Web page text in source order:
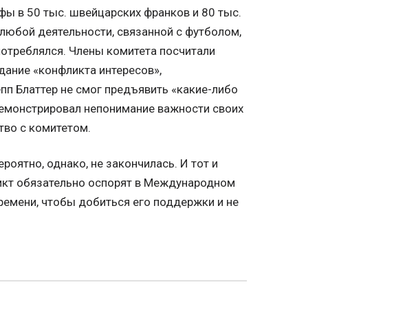
в 50 тыс. швейцарских франков и 80 тыс.
деятельности, связанной с футболом,
Члены комитета посчитали
«конфликта интересов»,
Блаттер не смог предъявить «какие-либо
непонимание важности своих
с комитетом.
однако, не закончилась. И тот и
обязательно оспорят в Международном
чтобы добиться его поддержки и не